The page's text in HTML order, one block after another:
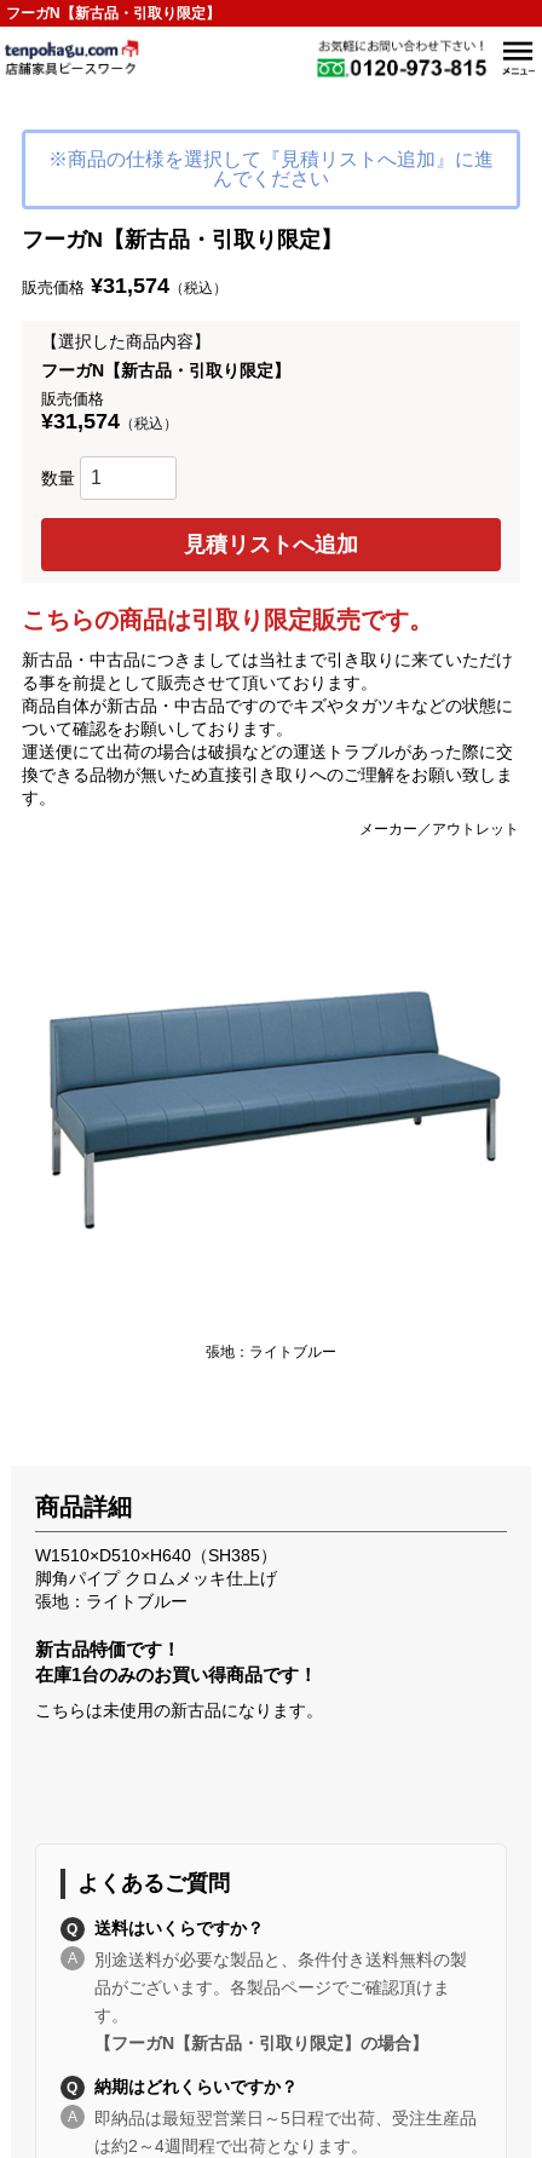
フーガN【新古品・引取り限定】
メーカー／アウトレット
張地：ライトブルー
※商品の仕様を選択して『見積リストへ追加』に進
んでください
フーガN【新古品・引取り限定】
販売価格¥31,574（税込）
【選択した商品内容】
フーガN【新古品・引取り限定】
販売価格
¥31,574（税込）
数量
こちらの商品は引取り限定販売です。
新古品・中古品につきましては当社まで引き取りに来ていただけ
る事を前提として販売させて頂いております。
商品自体が新古品・中古品ですのでキズやタガツキなどの状態に
ついて確認をお願いしております。
運送便にて出荷の場合は破損などの運送トラブルがあった際に交
換できる品物が無いため直接引き取りへのご理解をお願い致しま
す。
商品詳細
W1510×D510×H640（SH385）
脚角パイプ クロムメッキ仕上げ
張地：ライトブルー
新古品特価です！
在庫1台のみのお買い得商品です！
こちらは未使用の新古品になります。
よくあるご質問
送料はいくらですか？
別途送料が必要な製品と、条件付き送料無料の製
品がございます。各製品ページでご確認頂けま
す。
【フーガN【新古品・引取り限定】の場合】
納期はどれくらいですか？
即納品は最短翌営業日～5日程で出荷、受注生産品
は約2～4週間程で出荷となります。